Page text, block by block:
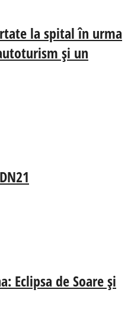
la spital în urma
și un
Eclipsa de Soare și